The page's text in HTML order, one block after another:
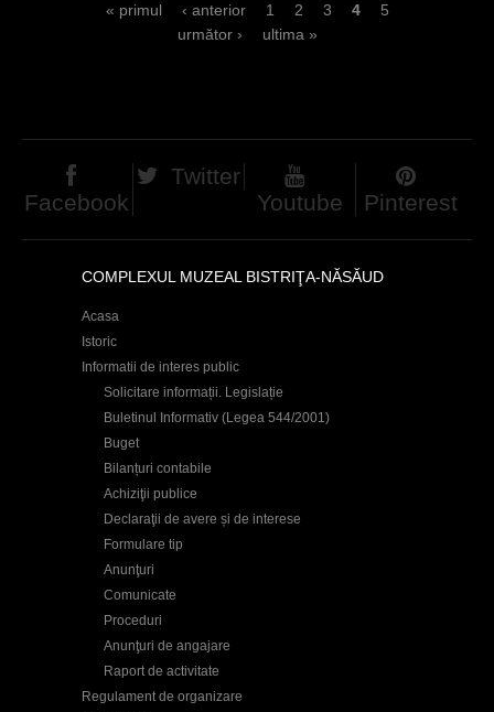
n
i
« primul ‹ anterior 1 2 3 4
5
următor ›
ultima »
Facebook
Twitter
Youtube
Pinterest
COMPLEXUL MUZEAL BISTRIŢA-NĂSĂUD
Acasa
Istoric
Informatii de interes public
Solicitare informații. Legislație
Buletinul Informativ (Legea 544/2001)
Buget
Bilanțuri contabile
Achiziţii publice
Declaraţii de avere și de interese
Formulare tip
Anunţuri
Comunicate
Proceduri
Anunţuri de angajare
Raport de activitate
Regulament de organizare